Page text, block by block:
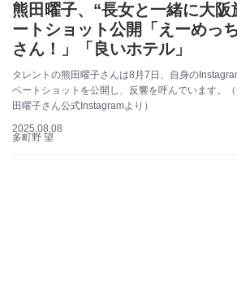
熊田曜子、“長女と一緒に大阪
ートショット公開「えーめっ
さん！」「良いホテル」
タレントの熊田曜子さんは8月7日、自身の
ベートショットを公開し、反響を呼んでいます。
田曜子さん公式Instagramより）
2025.08.08
多町野 望